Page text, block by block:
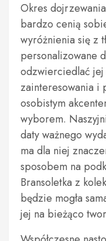
Okres
bardzo cenią
wyróżnienia się z
personalizowane
odzwierciedlać jej
zainteresowania i
osobistym
wyborem.
daty ważnego
ma dla niej
sposobem na
Bransoletka z
będzie mogła
jej na bieżąco